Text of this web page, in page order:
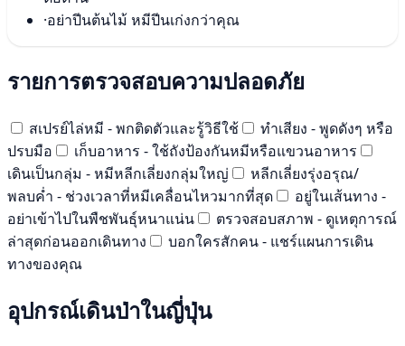
·อย่าปีนต้นไม้ หมีปีนเก่งกว่าคุณ
รายการตรวจสอบความปลอดภัย
สเปรย์ไล่หมี - พกติดตัวและรู้วิธีใช้
ทำเสียง - พูดดังๆ หรือ
ปรบมือ
เก็บอาหาร - ใช้ถังป้องกันหมีหรือแขวนอาหาร
เดินเป็นกลุ่ม - หมีหลีกเลี่ยงกลุ่มใหญ่
หลีกเลี่ยงรุ่งอรุณ/
พลบค่ำ - ช่วงเวลาที่หมีเคลื่อนไหวมากที่สุด
อยู่ในเส้นทาง -
อย่าเข้าไปในพืชพันธุ์หนาแน่น
ตรวจสอบสภาพ - ดูเหตุการณ์
ล่าสุดก่อนออกเดินทาง
บอกใครสักคน - แชร์แผนการเดิน
ทางของคุณ
อุปกรณ์เดินป่าในญี่ปุ่น